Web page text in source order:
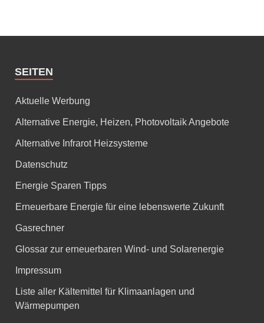
SEITEN
Aktuelle Werbung
Alternative Energie, Heizen, Photovoltaik Angebote
Alternative Infrarot Heizsysteme
Datenschutz
Energie Sparen Tipps
Erneuerbare Energie für eine lebenswerte Zukunft
Gasrechner
Glossar zur erneuerbaren Wind- und Solarenergie
Impressum
Liste aller Kältemittel für Klimaanlagen und
Wärmepumpen